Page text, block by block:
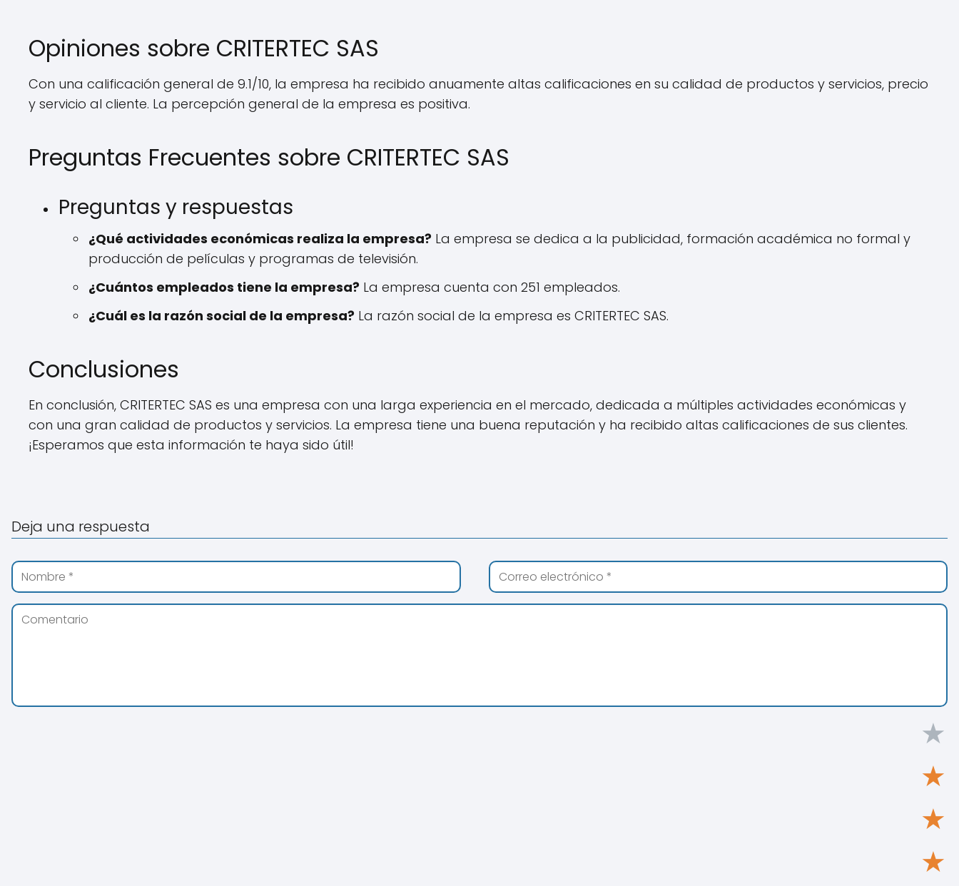
Opiniones sobre CRITERTEC SAS
Con una calificación general de 9.1/10, la empresa ha recibido anuamente altas calificaciones en su calidad de productos y servicios, precio
y servicio al cliente. La percepción general de la empresa es positiva.
Preguntas Frecuentes sobre CRITERTEC SAS
Preguntas y respuestas
¿Qué actividades económicas realiza la empresa? La empresa se dedica a la publicidad, formación académica no formal y
producción de películas y programas de televisión.
¿Cuántos empleados tiene la empresa? La empresa cuenta con 251 empleados.
¿Cuál es la razón social de la empresa? La razón social de la empresa es CRITERTEC SAS.
Conclusiones
En conclusión, CRITERTEC SAS es una empresa con una larga experiencia en el mercado, dedicada a múltiples actividades económicas y
con una gran calidad de productos y servicios. La empresa tiene una buena reputación y ha recibido altas calificaciones de sus clientes.
¡Esperamos que esta información te haya sido útil!
Deja una respuesta
★
★
★
★